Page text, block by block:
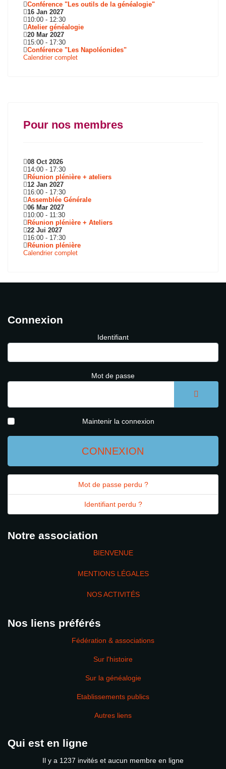
Conférence "Les outils de la généalogie"
16 Jan 2027
10:00 - 12:30
Atelier généalogie
20 Mar 2027
15:00 - 17:30
Conférence "Les Napoléonides"
Calendrier complet
Pour nos membres
08 Oct 2026
14:00 - 17:30
Réunion plénière + ateliers
12 Jan 2027
16:00 - 17:30
Assemblée Générale
06 Mar 2027
10:00 - 11:30
Réunion plénière + Ateliers
22 Jui 2027
16:00 - 17:30
Réunion plénière
Calendrier complet
Connexion
Identifiant
Mot de passe
Maintenir la connexion
CONNEXION
Mot de passe perdu ?
Identifiant perdu ?
Notre association
BIENVENUE
MENTIONS LÉGALES
NOS ACTIVITÉS
Nos liens préférés
Fédération & associations
Sur l'histoire
Sur la généalogie
Etablissements publics
Autres liens
Qui est en ligne
Il y a 1237 invités et aucun membre en ligne